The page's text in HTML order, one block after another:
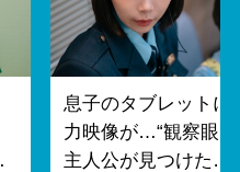
息子のタブレットに
力映像が…“観察眼
主人公が見つけた…